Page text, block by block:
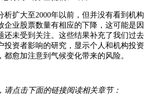
析扩大至2000年以前，但并没有看到机构
企业股票数量有相应的下降，这可能是因
还未受到关注。这些结果补充了我们过去
投资者影响的研究，显示个人和机构投资
都愈加注意到气候变化带来的风险。
请点击下面的链接阅读相关章节：